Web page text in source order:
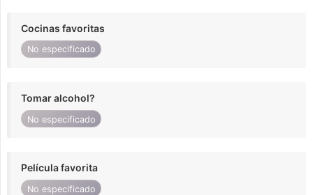
Cocinas favoritas
No especificado
Tomar alcohol?
No especificado
Película favorita
No especificado